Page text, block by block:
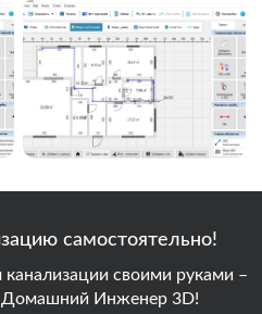
самостоятельно!
своими руками –
Домашний Инженер 3D!